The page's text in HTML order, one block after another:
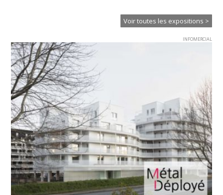
Voir toutes les expositions >
INFOMERCIAL